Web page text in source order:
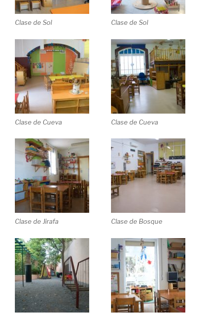
Clase de Sol Clase de Sol
Clase de Cueva Clase de Cueva
Clase de Jirafa Clase de Bosque